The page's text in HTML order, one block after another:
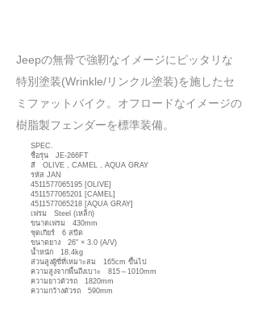
​Jeepの無骨で強靭なイメージにピッタリな
特別塗装(Wrinkle/リンクル塗装)を施したセ
ミファットバイク。オフロードなイメージの
樹脂製フェンダーを標準装備。
SPEC.
ชื่อรุ่น JE-266FT
สี OLIVE , CAMEL , AQUA GRAY
รหัส JAN
4511577065195 [OLIVE]
4511577065201 [CAMEL]
4511577065218 [AQUA GRAY]
เฟรม Steel (เหล็ก)
ขนาดเฟรม 430mm
ชุดเกียร์ 6 สปีด
ขนาดยาง 26" × 3.0 (A/V)
น้ำหนัก 18.4kg
ส่วนสูงผู้ขี่ที่เหมาะสม 165cm ขึ้นไป
ความสูงจากพื้นถึงเบาะ 815～1010mm
ความยาวตัวรถ 1820mm
ความกว้างตัวรถ 590mm